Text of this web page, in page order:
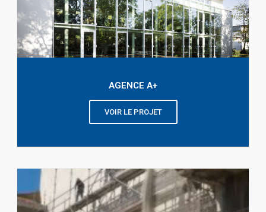
AGENCE A+
VOIR LE PROJET